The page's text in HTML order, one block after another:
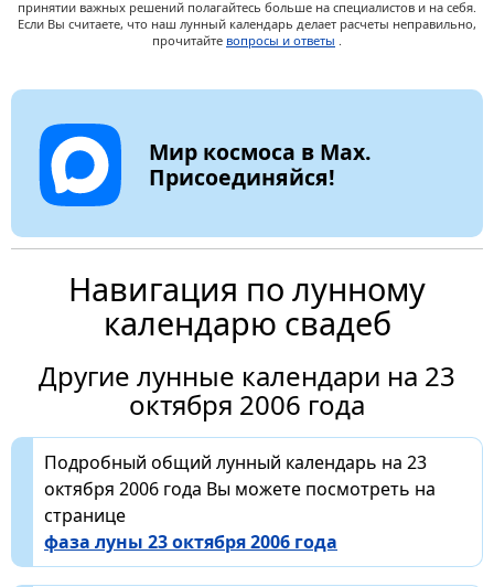
принятии важных решений полагайтесь больше на специалистов и на себя.
Если Вы считаете, что наш лунный календарь делает расчеты неправильно,
прочитайте вопросы и ответы .
Мир космоса в Max.
Присоединяйся!
Навигация по лунному
календарю свадеб
Другие лунные календари на 23
октября 2006 года
Подробный общий лунный календарь на 23
октября 2006 года Вы можете посмотреть на
странице
фаза луны 23 октября 2006 года